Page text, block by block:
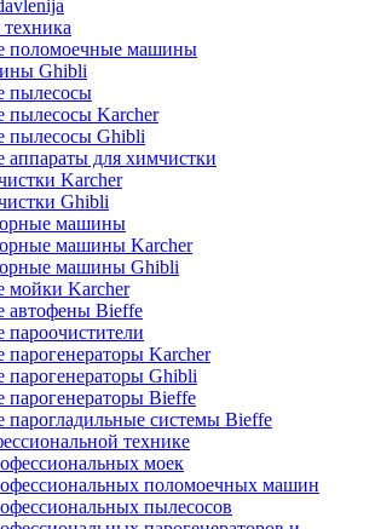
поломоечные машины
Ghibli
пылесосы
пылесосы Karcher
пылесосы Ghibli
для химчистки
Karcher
Ghibli
машины
машины Karcher
машины Ghibli
мойки Karcher
автофены Bieffe
Karcher
Ghibli
Bieffe
парогладильные системы Bieffe
технике
моек
поломоечных машин
пылесосов